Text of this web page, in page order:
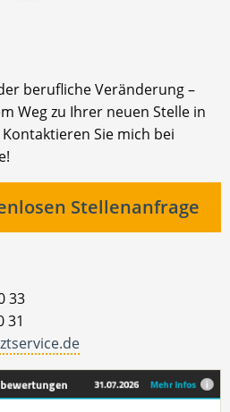
berufliche Veränderung –
Weg zu Ihrer neuen Stelle in
Sie mich bei
Stellenanfrage
33
31